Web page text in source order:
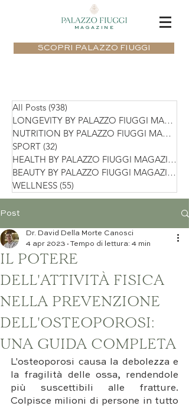
MAGAZINE
SCOPRI PALAZZO FIUGGI
All Posts (938)
LONGEVITY BY PALAZZO FIUGGI MAGAZIN
NUTRITION BY PALAZZO FIUGGI MAGAZIN
SPORT (32)
HEALTH BY PALAZZO FIUGGI MAGAZINE
BEAUTY BY PALAZZO FIUGGI MAGAZINE
WELLNESS (55)
Post
IL POTERE
DELL'ATTIVITÀ FISICA
NELLA PREVENZIONE
DELL'OSTEOPOROSI:
UNA GUIDA COMPLETA
Dr. David Della Morte Canosci
4 apr 2023
Tempo di lettura: 4 min
L'osteoporosi causa la debolezza e
la fragilità delle ossa, rendendole
più suscettibili alle fratture.
Colpisce milioni di persone in tutto